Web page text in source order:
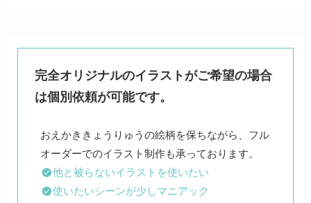
完全オリジナルのイラストがご希望の場合
は個別依頼が可能です。
おえかききょうりゅうの絵柄を保ちながら、フル
他と被らないイラストを使いたい
使いたいシーンが少しマニアック